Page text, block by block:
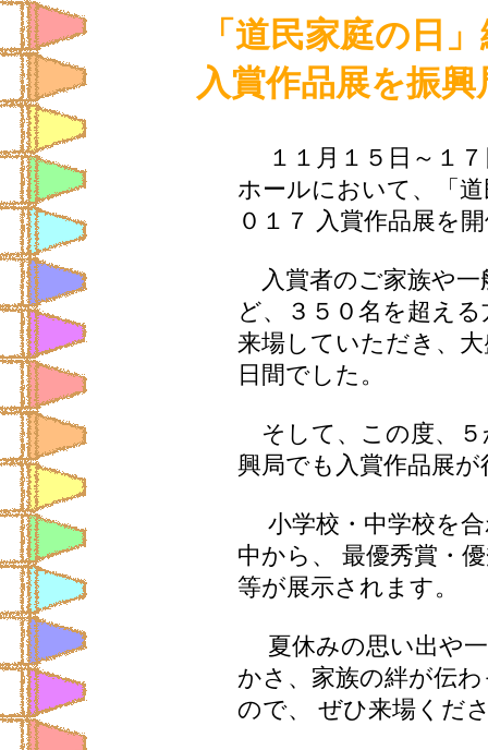
「道民家庭の日
入賞作品展を振
１１月１５日～１７
ホールにおいて、「
０１７ 入賞作品展を
入賞者のご家族や一
ど、３５０名を超え
来場していただき、
日間でした。
そして、この度、５
興局でも入賞作品展
小学校・中学校を合
中から、 最優秀賞・
等が展示されます。
夏休みの思い出や一
かさ、家族の絆が伝
ので、 ぜひ来場くだ